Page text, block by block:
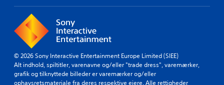
© 2026 Sony Interactive Entertainment Europe Limited (SIEE)
Alt indhold, spiltitler, varenavne og/eller "trade dress", varemærker,
grafik og tilknyttede billeder er varemærker og/eller
ophavsretsmateriale fra deres respektive ejere. Alle rettigheder